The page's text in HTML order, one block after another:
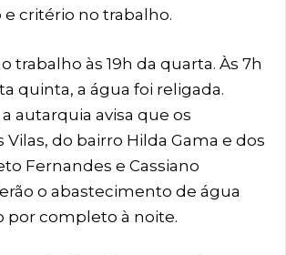
critério no trabalho.
trabalho às 19h da quarta. Às 7h
quinta, a água foi religada.
autarquia avisa que os
Vilas, do bairro Hilda Gama e dos
Fernandes e Cassiano
o abastecimento de água
por completo à noite.